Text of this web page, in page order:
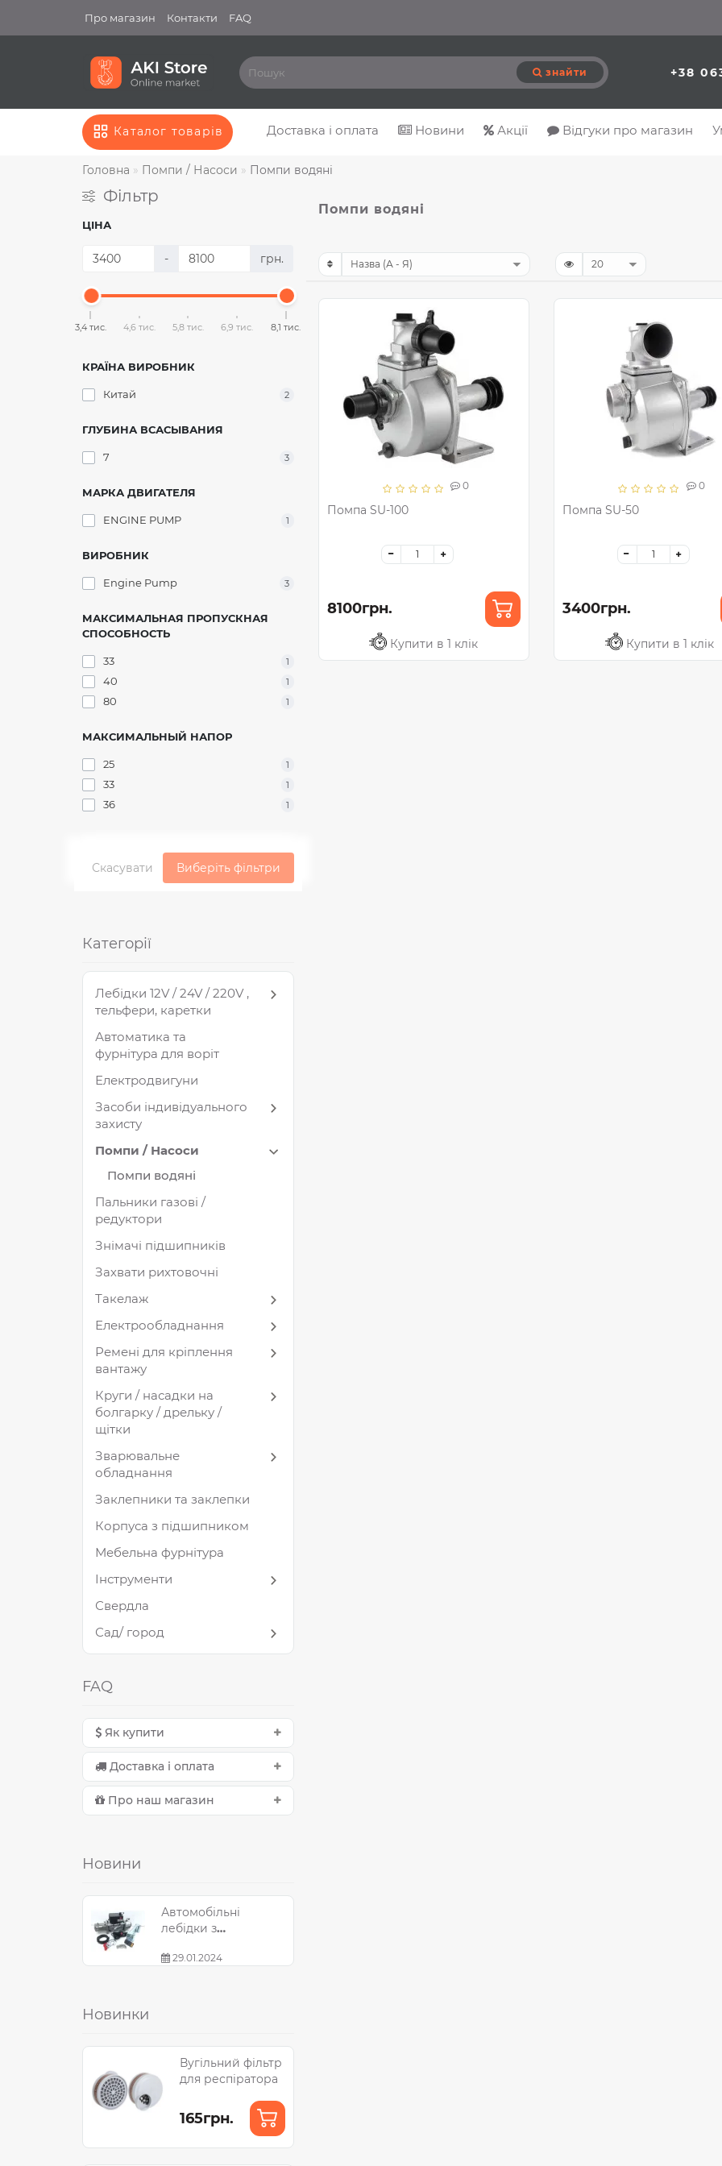
Про магазин Контакти FAQ
знайти +38
Каталог товарів Доставка і оплата Новини Акції Відгуки про магазин
Головна Помпи / Насоси Помпи водяні
Фільтр
ЦІНА
- грн.
3,4 тис. 4,6 тис. 5,8 тис. 6,9 тис. 8,1 тис.
КРАЇНА ВИРОБНИК
Китай 2
ГЛУБИНА ВСАСЫВАНИЯ
7 3
МАРКА ДВИГАТЕЛЯ
ENGINE PUMP 1
ВИРОБНИК
Engine Pump 3
МАКСИМАЛЬНАЯ ПРОПУСКНАЯ
СПОСОБНОСТЬ
33 1
40 1
80 1
МАКСИМАЛЬНЫЙ НАПОР
25 1
33 1
36 1
Скасувати Виберіть фільтри
Категорії
Лебідки 12V / 24V / 220V ,
тельфери, каретки
Автоматика та
фурнітура для воріт
Електродвигуни
Засоби індивідуального
захисту
Помпи / Насоси
Помпи водяні
Пальники газові /
редуктори
Знімачі підшипників
Захвати рихтовочні
Такелаж
Електрообладнання
Ремені для кріплення
вантажу
Круги / насадки на
болгарку / дрельку /
щітки
Зварювальне
обладнання
Заклепники та заклепки
Корпуса з підшипником
Мебельна фурнітура
Інструменти
Свердла
Сад/ город
FAQ
Як купити
Доставка і оплата
Про наш магазин
Новини
Автомобільні
лебідки з
10000 LBS / 4536 кг
29.01.2024
Новинки
Вугільний фільтр
для респіратора
165грн.
Помпи водяні
0
Помпа SU-100
8100грн.
Купити в 1 клік
0
Помпа SU-50
3400грн.
Купити в 1 клік